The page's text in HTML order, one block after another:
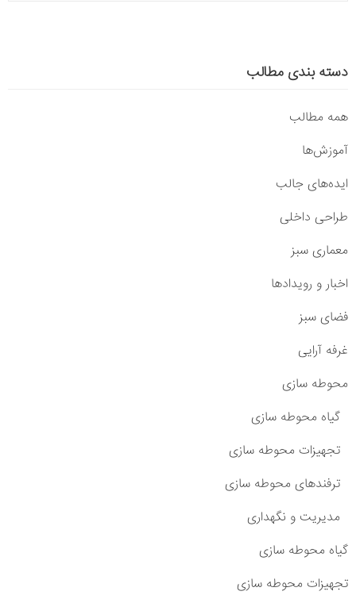
دسته بندی مطالب
همه مطالب
آموزش‌ها
ایده‌های جالب
طراحی داخلی
معماری سبز
اخبار و رویدادها
فضای سبز
غرفه آرایی
محوطه سازی
گیاه محوطه سازی
تجهیزات محوطه سازی
ترفندهای محوطه سازی
مدیریت و نگهداری
گیاه محوطه سازی
تجهیزات محوطه سازی